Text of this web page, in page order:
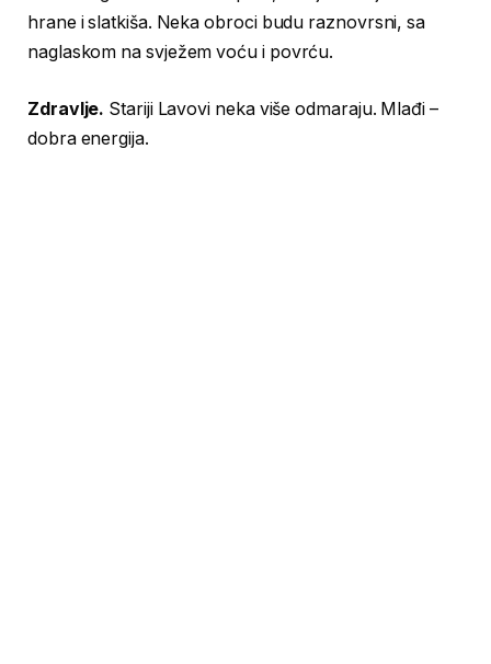
hrane i slatkiša. Neka obroci budu raznovrsni, sa
naglaskom na svježem voću i povrću.
Zdravlje. Stariji Lavovi neka više odmaraju. Mlađi –
dobra energija.